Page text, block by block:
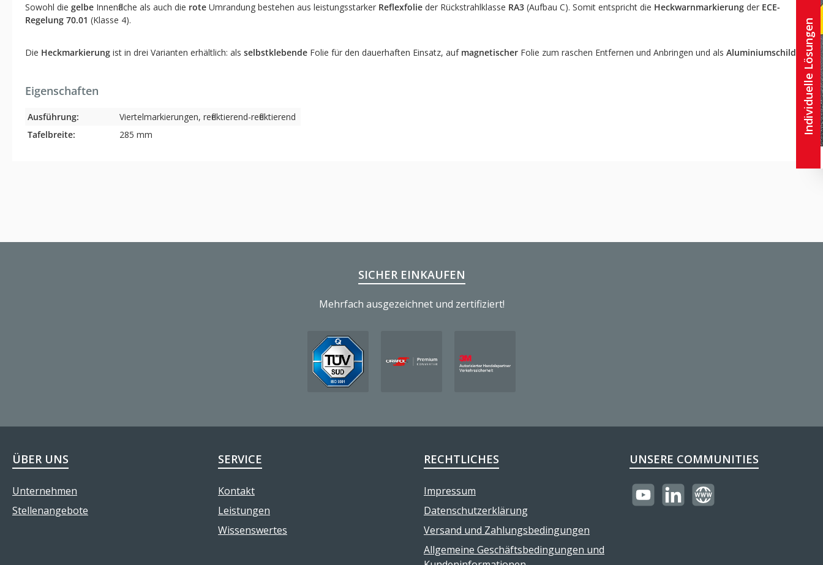
Sowohl die gelbe Innenfläche als auch die rote Umrandung bestehen aus leistungsstarker Reflexfolie der Rückstrahlklasse RA3 (Aufbau C). Somit entspricht die Heckwarnmarkierung der ECE-
Regelung 70.01 (Klasse 4).
Die Heckmarkierung ist in drei Varianten erhältlich: als selbstklebende Folie für den dauerhaften Einsatz, auf magnetischer Folie zum raschen Entfernen und Anbringen und als Aluminiumschild
Eigenschaften
Ausführung:
Viertelmarkierungen, reflektierend-reflektierend
Tafelbreite:
285 mm
SICHER EINKAUFEN
Mehrfach ausgezeichnet und zertifiziert!
ÜBER UNS
Unternehmen
Stellenangebote
SERVICE
Kontakt
Leistungen
Wissenswertes
RECHTLICHES
Impressum
Datenschutzerklärung
Versand und Zahlungsbedingungen
Allgemeine Geschäftsbedingungen und
UNSERE COMMUNITIES
https://youtube.com/
LinkedInWebsite
Individuelle Lösungen